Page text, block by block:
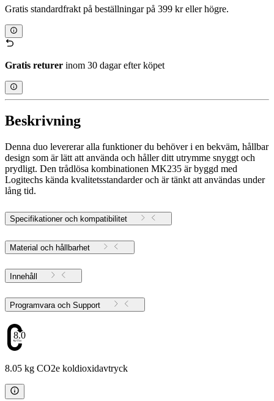
Gratis standardfrakt på beställningar på 399 kr eller högre.
Gratis returer inom 30 dagar efter köpet
Beskrivning
Denna duo levererar alla funktioner du behöver i en bekväm, hållbar
design som är lätt att använda och håller ditt utrymme snyggt och
prydligt. Den trådlösa kombinationen MK235 är byggd med
Logitechs kända kvalitetsstandarder och är tänkt att användas under
lång tid.
Specifikationer och kompatibilitet
Material och hållbarhet
Innehåll
Programvara och Support
8.05
8.05 kg CO2e koldioxidavtryck